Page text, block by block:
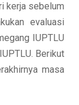
kerja sebelum
evaluasi
IUPTLU
Berikut
masa